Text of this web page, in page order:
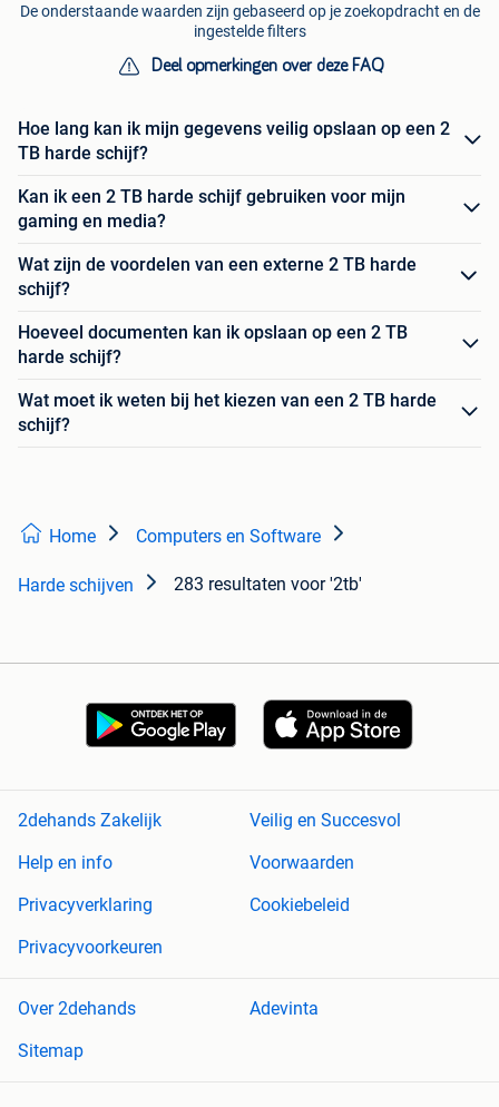
De onderstaande waarden zijn gebaseerd op je zoekopdracht en de
ingestelde filters
Deel opmerkingen over deze FAQ
Hoe lang kan ik mijn gegevens veilig opslaan op een 2
TB harde schijf?
Kan ik een 2 TB harde schijf gebruiken voor mijn
gaming en media?
Wat zijn de voordelen van een externe 2 TB harde
schijf?
Hoeveel documenten kan ik opslaan op een 2 TB
harde schijf?
Wat moet ik weten bij het kiezen van een 2 TB harde
schijf?
Home Computers en Software
Harde schijven 283 resultaten voor '2tb'
2dehands Zakelijk
Veilig en Succesvol
Help en info
Voorwaarden
Privacyverklaring
Cookiebeleid
Privacyvoorkeuren
Over 2dehands
Adevinta
Sitemap